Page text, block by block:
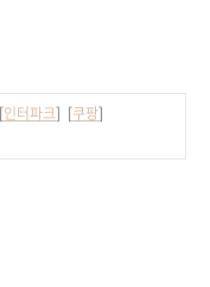
인터파크] [쿠팡]